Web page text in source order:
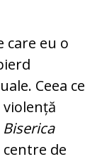
care eu o
Ceea ce
Biserica
de